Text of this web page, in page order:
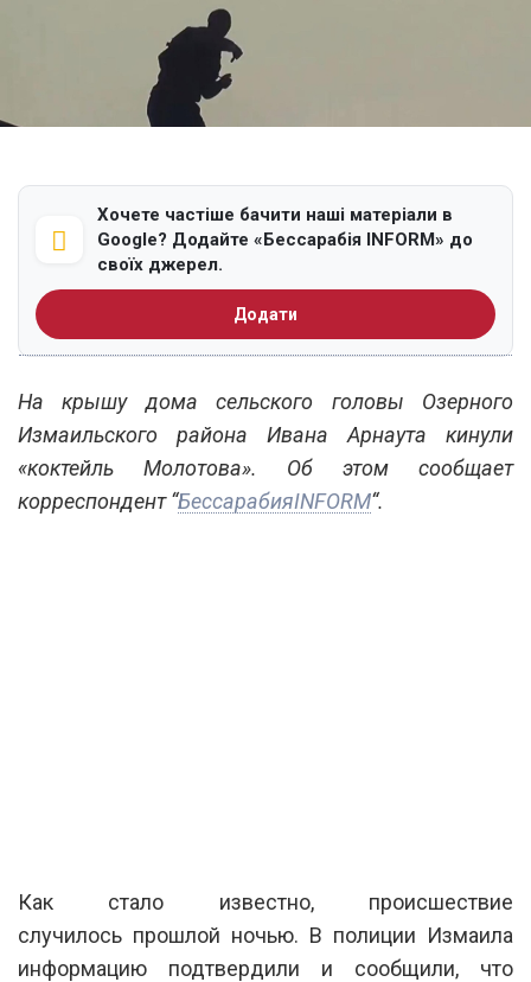
Хочете частіше бачити наші матеріали в
Google? Додайте «Бессарабія INFORM» до
своїх джерел.
Додати
На крышу дома сельского головы Озерного
Измаильского района Ивана Арнаута кинули
«коктейль Молотова». Об этом сообщает
корреспондент “БессарабияINFORM“.
Как стало известно, происшествие
случилось прошлой ночью. В полиции Измаила
информацию подтвердили и сообщили, что